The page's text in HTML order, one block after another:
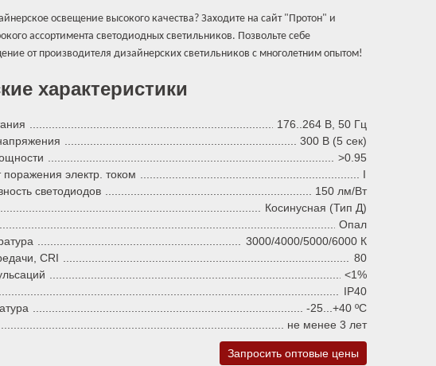
освещение высокого качества? Заходите на сайт "Протон" и
ассортимента светодиодных светильников. Позвольте себе
от производителя дизайнерских светильников с многолетним опытом!
характеристики
176..264 В, 50 Гц
300 В (5 сек)
>0.95
электр. током
I
светодиодов
150 лм/Вт
Косинусная (Тип Д)
Опал
3000/4000/5000/6000 К
CRI
80
<1%
IP40
-25...+40 ºC
не менее 3 лет
Запросить оптовые цены